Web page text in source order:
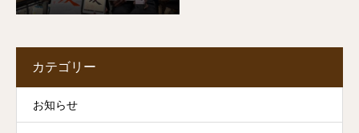
calligraphy.
カテゴリー
お知らせ